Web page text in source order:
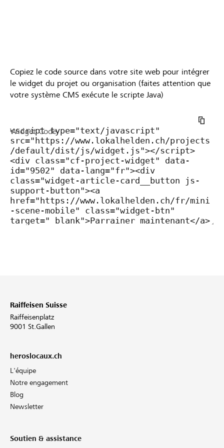
Copiez le code source dans votre site web pour intégrer
le widget du projet ou organisation (faites attention que
votre système CMS exécute le scripte Java)
Widget Code
Raiffeisen Suisse
Raiffeisenplatz
9001 St.Gallen
heroslocaux.ch
L'équipe
Notre engagement
Blog
Newsletter
Soutien & assistance